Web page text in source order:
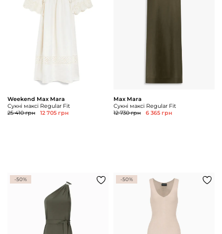
Weekend Max Mara
Сукні максі Regular Fit
25 410 грн
12 705 грн
Max Mara
Сукні максі Regular Fit
12 730 грн
6 365 грн
-50% -50%